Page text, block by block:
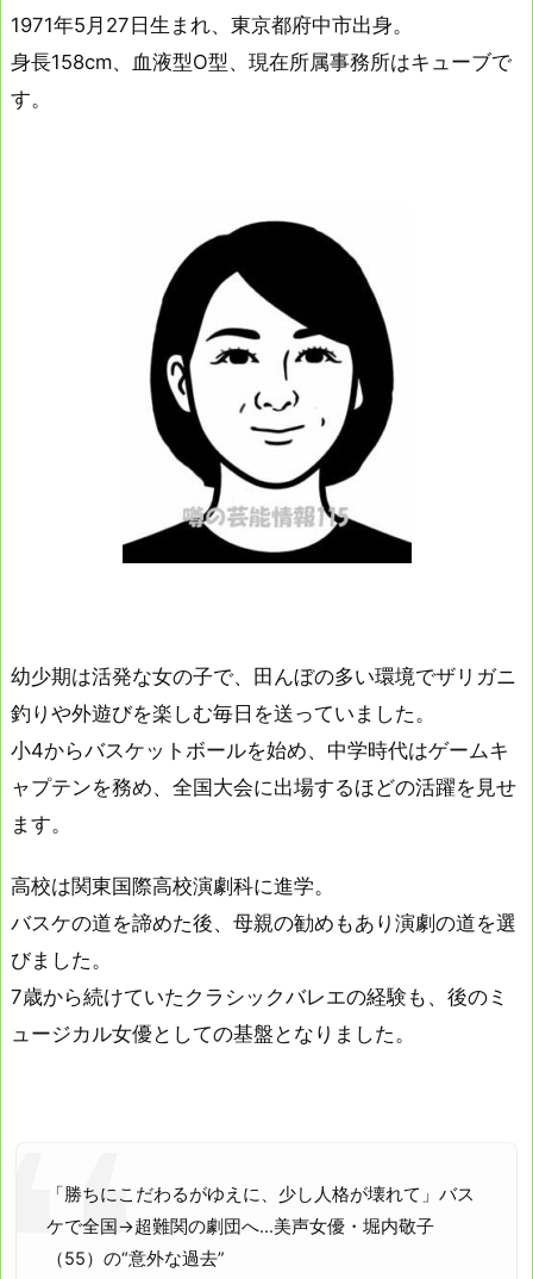
1971年5月27日生まれ、東京都府中市出身。
身長158cm、血液型O型、現在所属事務所はキューブで
す。
幼少期は活発な女の子で、田んぼの多い環境でザリガニ
釣りや外遊びを楽しむ毎日を送っていました。
小4からバスケットボールを始め、中学時代はゲームキ
ャプテンを務め、全国大会に出場するほどの活躍を見せ
ます。
高校は関東国際高校演劇科に進学。
バスケの道を諦めた後、母親の勧めもあり演劇の道を選
びました。
7歳から続けていたクラシックバレエの経験も、後のミ
ュージカル女優としての基盤となりました。
「勝ちにこだわるがゆえに、少し人格が壊れて」バス
ケで全国→超難関の劇団へ…美声女優・堀内敬子
（55）の“意外な過去”